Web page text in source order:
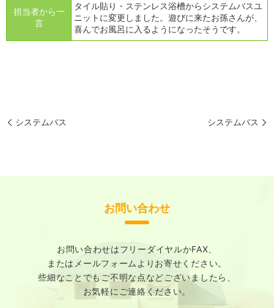
担当者から一
言
タイル貼り・ステンレス浴槽からシステムバスユ
ニットに変更しました。遊びに来たお孫さんが、
喜んでお風呂に入るようになったそうです。
システムバス システムバス
お問い合わせ
お問い合わせはフリーダイヤルかFAX、
またはメールフォームよりお寄せください。
些細なことでもご不明な点などございましたら、
お気軽にご連絡ください。